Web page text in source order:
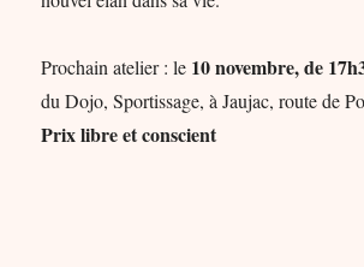
Prochain atelier : le 10 novembre, de
du Dojo, Sportissage, à Jaujac, route de
Prix libre et conscient